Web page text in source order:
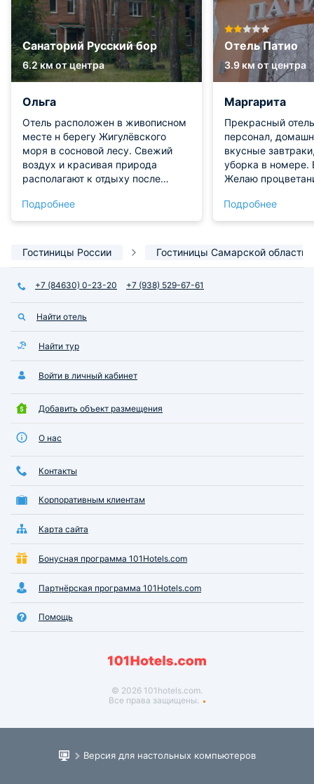
Санаторий Русский бор
6.2 км от центра
Ольга
Отель расположен в живописном
месте н берегу Жигулёвского
моря в сосновой лесу. Свежий
воздух и красивая природа
располагают к отдыху после
по служебным делам.
Подробнее
Отель Патио
3.9 км от центра
Маргарита
Прекрасный
персонал,
вкусные
уборка в номере.
Желаю
Подробнее
Гостиницы России Гостиницы Самарской области
+7 (84630) 0-23-20 +7 (938) 529-67-61
Найти отель
Найти тур
Войти в личный кабинет
Добавить объект размещения
О нас
Контакты
Корпоративным клиентам
Карта сайта
Бонусная программа 101Hotels.com
Партнёрская программа 101Hotels.com
Помощь
© 2026 101hotels.com.
Все права защищены.
Версия для настольных компьютеров